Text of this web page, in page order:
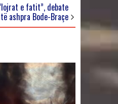
e fatit”, debate
të ashpra Bode-Braçe